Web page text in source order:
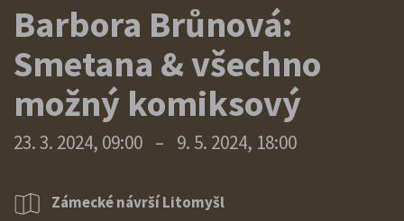
Barbora Brůnová:
Smetana & všechno
možný komiksový
23. 3. 2024, 09:00 – 9. 5. 2024, 18:00
Zámecké návrší Litomyšl